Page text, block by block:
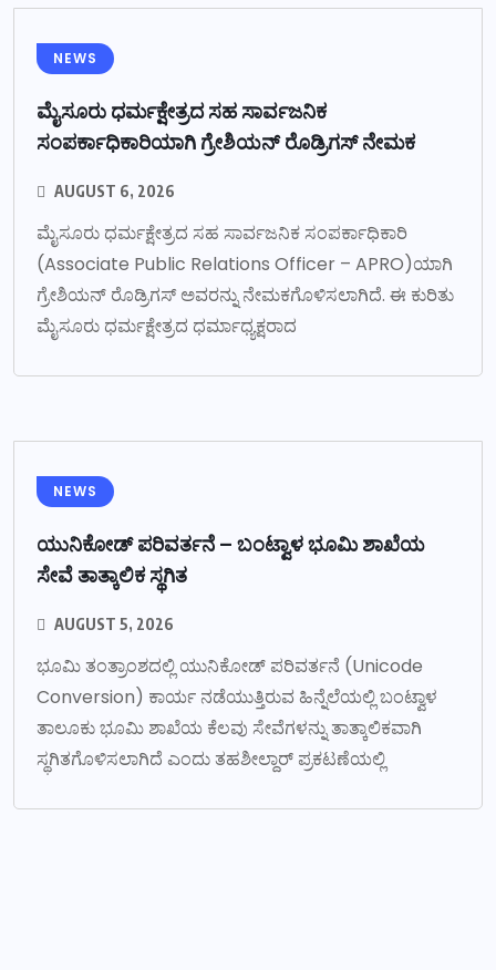
NEWS
ಮೈಸೂರು ಧರ್ಮಕ್ಷೇತ್ರದ ಸಹ ಸಾರ್ವಜನಿಕ
ಸಂಪರ್ಕಾಧಿಕಾರಿಯಾಗಿ ಗ್ರೇಶಿಯನ್ ರೊಡ್ರಿಗಸ್ ನೇಮಕ
AUGUST 6, 2026
ಮೈಸೂರು ಧರ್ಮಕ್ಷೇತ್ರದ ಸಹ ಸಾರ್ವಜನಿಕ ಸಂಪರ್ಕಾಧಿಕಾರಿ
(Associate Public Relations Officer – APRO)ಯಾಗಿ
ಗ್ರೇಶಿಯನ್ ರೊಡ್ರಿಗಸ್ ಅವರನ್ನು ನೇಮಕಗೊಳಿಸಲಾಗಿದೆ. ಈ ಕುರಿತು
ಮೈಸೂರು ಧರ್ಮಕ್ಷೇತ್ರದ ಧರ್ಮಾಧ್ಯಕ್ಷರಾದ
NEWS
ಯುನಿಕೋಡ್ ಪರಿವರ್ತನೆ – ಬಂಟ್ವಾಳ ಭೂಮಿ ಶಾಖೆಯ
ಸೇವೆ ತಾತ್ಕಾಲಿಕ ಸ್ಥಗಿತ
AUGUST 5, 2026
ಭೂಮಿ ತಂತ್ರಾಂಶದಲ್ಲಿ ಯುನಿಕೋಡ್ ಪರಿವರ್ತನೆ (Unicode
Conversion) ಕಾರ್ಯ ನಡೆಯುತ್ತಿರುವ ಹಿನ್ನೆಲೆಯಲ್ಲಿ ಬಂಟ್ವಾಳ
ತಾಲೂಕು ಭೂಮಿ ಶಾಖೆಯ ಕೆಲವು ಸೇವೆಗಳನ್ನು ತಾತ್ಕಾಲಿಕವಾಗಿ
ಸ್ಥಗಿತಗೊಳಿಸಲಾಗಿದೆ ಎಂದು ತಹಶೀಲ್ದಾರ್ ಪ್ರಕಟಣೆಯಲ್ಲಿ